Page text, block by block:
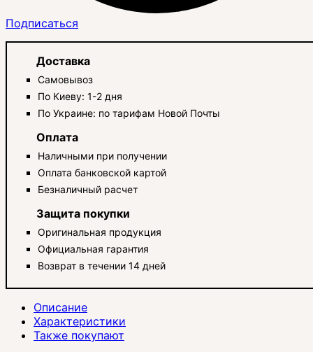
Подписаться
Доставка
Самовывоз
По Киеву: 1-2 дня
По Украине: по тарифам Новой Почты
Оплата
Наличными при получении
Оплата банковской картой
Безналичный расчет
Защита покупки
Оригинальная продукция
Официальная гарантия
Возврат в течении 14 дней
Описание
Характеристики
Также покупают